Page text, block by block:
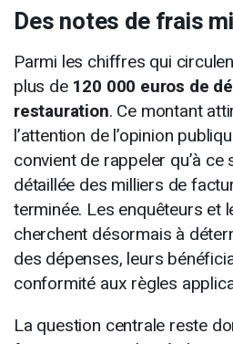
Des notes de frais
Parmi les chiffres qui
plus de 120 000 euros de
restauration. Ce montant
l’attention de l’opinion
convient de rappeler qu’à ce
détaillée des milliers de
terminée. Les enquêteurs et
cherchent désormais à
des dépenses, leurs
conformité aux règles
La question centrale reste